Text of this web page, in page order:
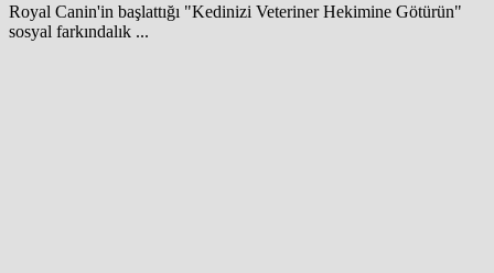
Royal Canin'in başlattığı "Kedinizi Veteriner Hekimine Götürün"
sosyal farkındalık ...